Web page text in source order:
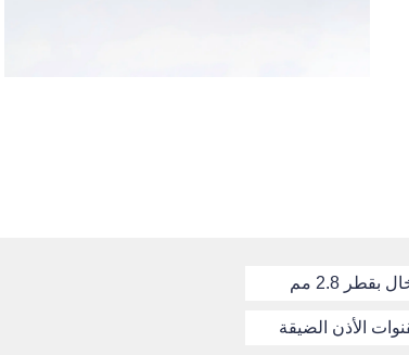
بقطر 2.8 مم
الأذن الضيقة